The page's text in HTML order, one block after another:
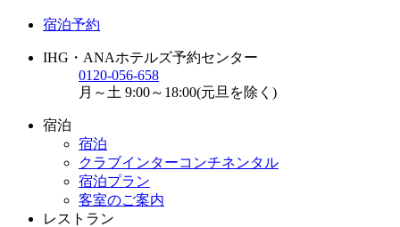
宿泊予約
IHG・ANAホテルズ予約センター
0120-056-658
月～土 9:00～18:00(元旦を除く)
宿泊
宿泊
クラブインターコンチネンタル
宿泊プラン
客室のご案内
レストラン